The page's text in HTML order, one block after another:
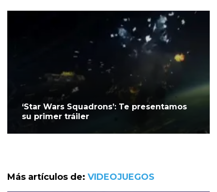
‘Star Wars Squadrons’: Te presentamos
su primer tráiler
Más artículos de: VIDEOJUEGOS